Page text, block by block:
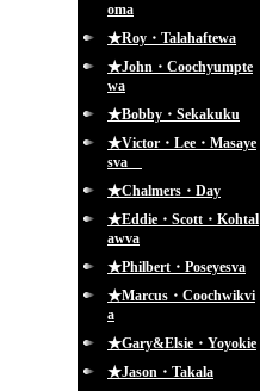
oma
★Roy・Talahaftewa
★John・Coochyumpte
wa
★Bobby・Sekakuku
★Victor・Lee・Masaye
sva
★Chalmers・Day
★Eddie・Scott・Kohtal
awva
★Philbert・Poseyesva
★Marcus・Coochwikvi
a
★Gary&Elsie・Yoyokie
★Jason・Takala